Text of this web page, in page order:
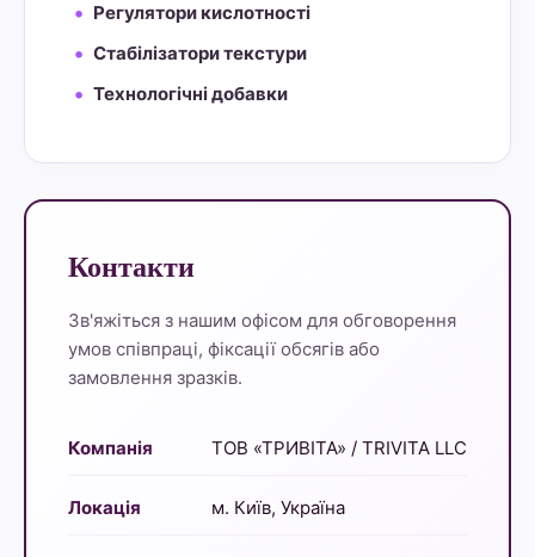
Регулятори кислотності
Стабілізатори текстури
Технологічні добавки
Контакти
Зв'яжіться з нашим офісом для обговорення
умов співпраці, фіксації обсягів або
замовлення зразків.
Компанія ТОВ «ТРИВІТА» / TRIVITA LLC
Локація м. Київ, Україна